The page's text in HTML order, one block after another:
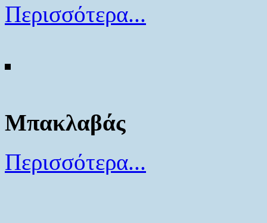
Περισσότερα...
Μπακλαβάς
Περισσότερα...